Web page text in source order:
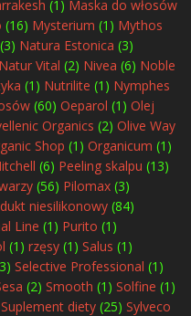
(1) Maska do włosów
(16) Mysterium (1) Mythos
(3) Natura Estonica (3)
Natur Vital (2) Nivea (6) Noble
(1) Nutrilite (1) Nymphes
(60) Oeparol (1) Olej
Organics (2) Olive Way
Shop (1) Organicum (1)
(6) Peeling skalpu (13)
(56) Pilomax (3)
niesilikonowy (84)
Line (1) Purito (1)
(1) rzęsy (1) Salus (1)
Selective Professional (1)
(2) Smooth (1) Solfine (1)
Suplement diety (25) Sylveco